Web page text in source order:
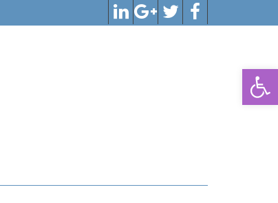
פתח סרגל נגישות
Facebook
Twitter
Google+
LinkedIn